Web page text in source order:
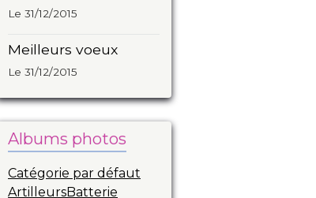
Le 31/12/2015
Meilleurs voeux
Le 31/12/2015
Albums photos
Catégorie par défaut
ArtilleursBatterie